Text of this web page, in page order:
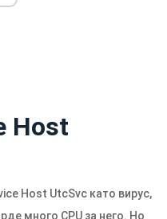
Host
Host UtcSvc като вирус,
много CPU за него. Но